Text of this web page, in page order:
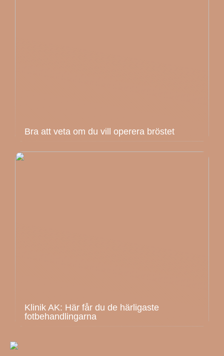
Bra att veta om du vill operera bröstet
Klinik AK: Här får du de härligaste
fotbehandlingarna